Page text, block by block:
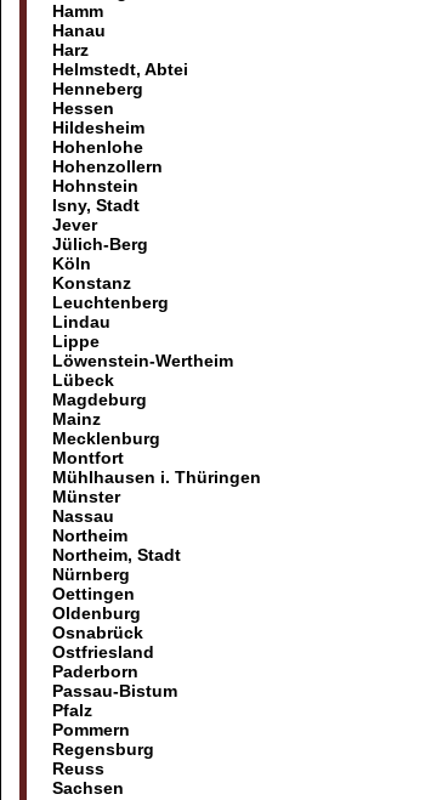
Hamm
Hanau
Harz
Helmstedt, Abtei
Henneberg
Hessen
Hildesheim
Hohenlohe
Hohenzollern
Hohnstein
Isny, Stadt
Jever
Jülich-Berg
Köln
Konstanz
Leuchtenberg
Lindau
Lippe
Löwenstein-Wertheim
Lübeck
Magdeburg
Mainz
Mecklenburg
Montfort
Mühlhausen i. Thüringen
Münster
Nassau
Northeim
Northeim, Stadt
Nürnberg
Oettingen
Oldenburg
Osnabrück
Ostfriesland
Paderborn
Passau-Bistum
Pfalz
Pommern
Regensburg
Reuss
Sachsen